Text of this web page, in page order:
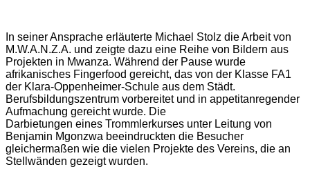
In seiner Ansprache erläuterte Michael Stolz die Arbeit von
M.W.A.N.Z.A. und zeigte dazu eine Reihe von Bildern aus
Projekten in Mwanza. Während der Pause wurde
afrikanisches Fingerfood gereicht, das von der Klasse FA1
der Klara-Oppenheimer-Schule aus dem Städt.
Berufsbildungszentrum vorbereitet und in appetitanregender
Aufmachung gereicht wurde. Die
Darbietungen eines Trommlerkurses unter Leitung von
Benjamin Mgonzwa beeindruckten die Besucher
gleichermaßen wie die vielen Projekte des Vereins, die an
Stellwänden gezeigt wurden.